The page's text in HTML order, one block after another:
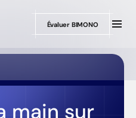
Évaluer BIMONO